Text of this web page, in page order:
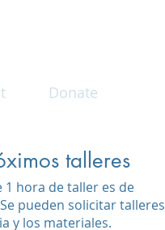
Donate
talleres
hora de taller es de
pueden solicitar talleres
y los materiales.